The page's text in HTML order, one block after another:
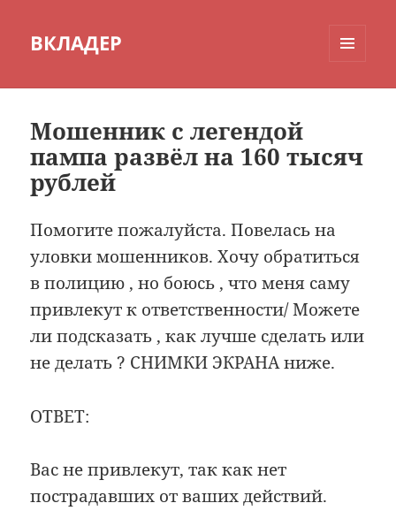
ВКЛАДЕР
Мошенник с легендой
пампа развёл на 160 тысяч
рублей
Помогите пожалуйста. Повелась на
уловки мошенников. Хочу обратиться
в полицию , но боюсь , что меня саму
привлекут к ответственности/ Можете
ли подсказать , как лучше сделать или
не делать ? СНИМКИ ЭКРАНА ниже.
ОТВЕТ:
Вас не привлекут, так как нет
пострадавших от ваших действий.